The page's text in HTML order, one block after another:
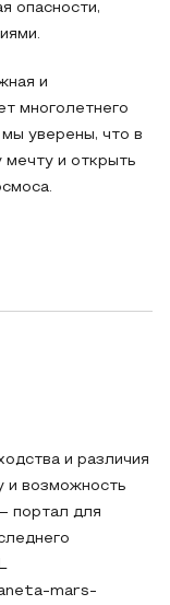
опасности,
и
многолетнего
мы уверены, что в
и открыть
и различия
и возможность
портал для
mars-